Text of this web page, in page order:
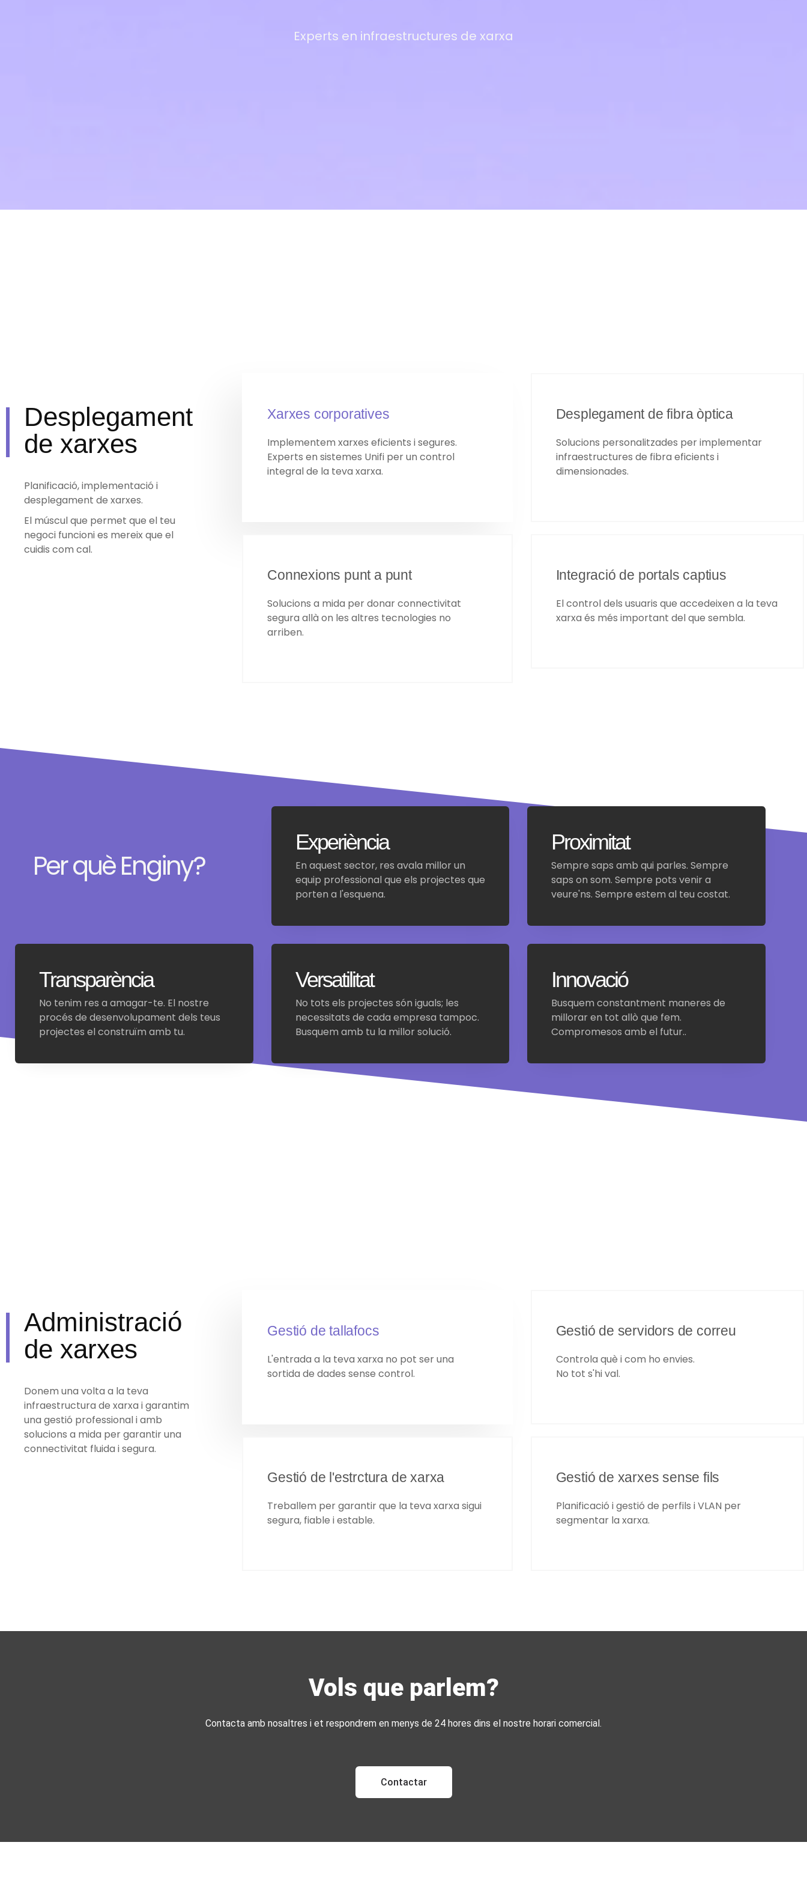
Experts en infraestructures de xarxa
Desplegament
de xarxes
Planificació, implementació i
desplegament de xarxes.
El múscul que permet que el teu
negoci funcioni es mereix que el
cuidis com cal.
Xarxes corporatives
Implementem xarxes eficients i segures.
Experts en sistemes Unifi per un control
integral de la teva xarxa.​
Connexions punt a punt
Solucions a mida per donar connectivitat
segura allà on les altres tecnologies no
arriben.​
Desplegament de fibra òptica
Solucions personalitzades per implementar
infraestructures de fibra eficients i
dimensionades.​
Integració de portals captius
El control dels usuaris que accedeixen a la teva
xarxa és més important del que sembla.​
Per què Enginy?
Experiència
En aquest sector, res avala millor un
equip professional que els projectes que
porten a l'esquena.
Proximitat
Sempre saps amb qui parles. Sempre
saps on som. Sempre pots venir a
veure'ns. Sempre estem al teu costat.
Transparència
No tenim res a amagar-te. El nostre
procés de desenvolupament dels teus
projectes el construïm amb tu.
Versatilitat
No tots els projectes són iguals; les
necessitats de cada empresa tampoc.
Busquem amb tu la millor solució.
Innovació
Busquem constantment maneres de
millorar en tot allò que fem.
Compromesos amb el futur..
Administració
de xarxes
Donem una volta a la teva
infraestructura de xarxa i garantim
una gestió professional i amb
solucions a mida per garantir una
connectivitat fluida i segura.
Gestió de tallafocs
L'entrada a la teva xarxa no pot ser una
sortida de dades sense control.​
Gestió de l'estrctura de xarxa
Treballem per garantir que la teva xarxa sigui
segura, fiable i estable.​
Gestió de servidors de correu
Controla què i com ho envies.
No tot s'hi val.​
Gestió de xarxes sense fils
Planificació i gestió de perfils i VLAN per
segmentar la xarxa.​
Vols que parlem?
Contacta amb nosaltres i et respondrem en menys de 24 hores dins el nostre horari comercial.
Contactar